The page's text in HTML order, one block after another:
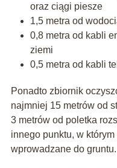
oraz ciągi piesze
1,5 metra od
0,8 metra od kabli
ziemi
0,5 metra od kabli
Ponadto zbiornik
najmniej 15 metrów od
3 metrów od poletka
innego punktu, w
wprowadzane do gruntu.